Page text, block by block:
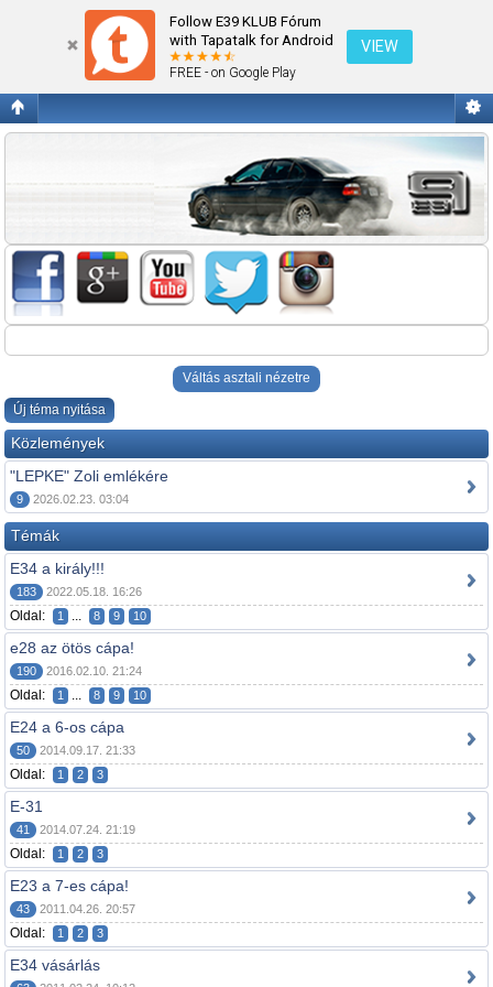
Follow E39 KLUB Fórum
with Tapatalk for Android
FREE - on Google Play
VIEW
E12 1972-1981/E28 1982-1988/E34 1988-1996 Az elődök!!
Váltás asztali nézetre
Új téma nyitása
Közlemények
"LEPKE" Zoli emlékére
9 2026.02.23. 03:04
Témák
E34 a király!!!
183 2022.05.18. 16:26
Oldal: 1 ... 8 9 10
e28 az ötös cápa!
190 2016.02.10. 21:24
Oldal: 1 ... 8 9 10
E24 a 6-os cápa
50 2014.09.17. 21:33
Oldal: 1 2 3
E-31
41 2014.07.24. 21:19
Oldal: 1 2 3
E23 a 7-es cápa!
43 2011.04.26. 20:57
Oldal: 1 2 3
E34 vásárlás